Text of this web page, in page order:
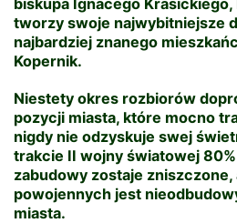
tworzy swoje najwybitniejsze
najbardziej znanego
Kopernik.
Niestety okres rozbiorów
pozycji miasta, które mocno
nigdy nie odzyskuje swej
trakcie II wojny światowej
zabudowy zostaje zniszczone,
powojennych jest
miasta.